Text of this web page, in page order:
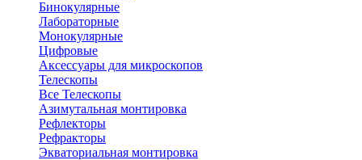
Бинокулярные
Лабораторные
Монокулярные
Цифровые
Аксессуары для микроскопов
Телескопы
Все Телескопы
Азимутальная монтировка
Рефлекторы
Рефракторы
Экваториальная монтировка